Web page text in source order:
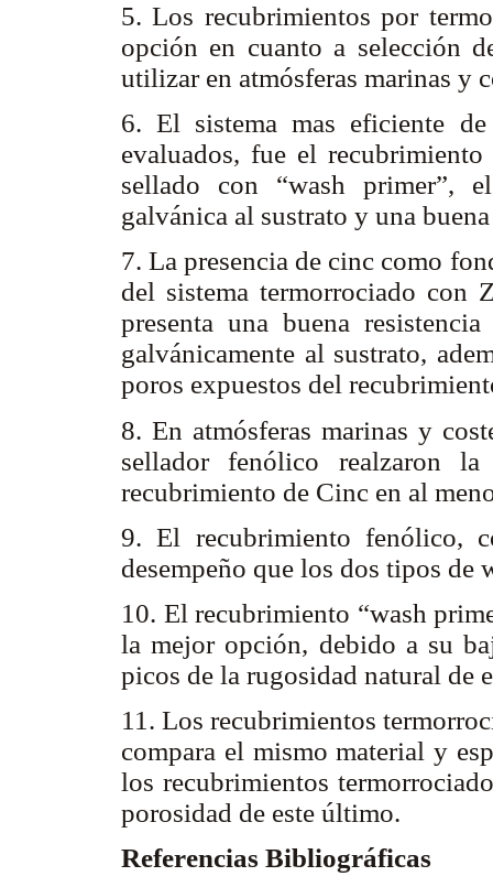
5. Los recubrimientos por
opción en cuanto a selección
utilizar en atmósferas marinas y
6. El sistema mas eficiente
evaluados, fue el
sellado con “wash primer”,
galvánica al sustrato y una
7. La presencia de cinc como
del sistema termorrociado con
presenta una buena
galvánicamente al sustrato,
poros expuestos del
8. En atmósferas marinas y
sellador fenólico realzaron
recubrimiento de Cinc en al
9. El recubrimiento fenólico,
desempeño que los dos tipos de
10. El recubrimiento “wash
la mejor opción, debido a su
picos de la rugosidad natural de
11. Los recubrimientos
compara el mismo material y
los recubrimientos
porosidad de este último.
Referencias Bibliográficas